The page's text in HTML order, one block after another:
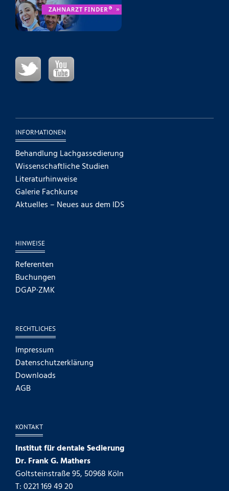
INFORMATIONEN
Behandlung Lachgassedierung
Wissenschaftliche Studien
Literaturhinweise
Galerie Fachkurse
Aktuelles – Neues aus dem IDS
HINWEISE
Referenten
Buchungen
DGAP·ZMK
RECHTLICHES
Impressum
Datenschutzerklärung
Downloads
AGB
KONTAKT
Institut für dentale Sedierung
Dr. Frank G. Mathers
Goltsteinstraße 95, 50968 Köln
T: 0221 169 49 20